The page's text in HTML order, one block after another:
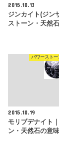
2015.10.13
ジンカイト(ジン
ストーン・天然
パワースト
2015.10.19
モリブデナイト
ン・天然石の意